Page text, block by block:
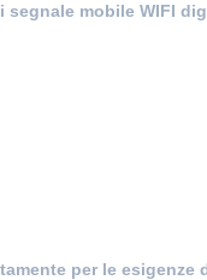
mobile WIFI
per le esigenze